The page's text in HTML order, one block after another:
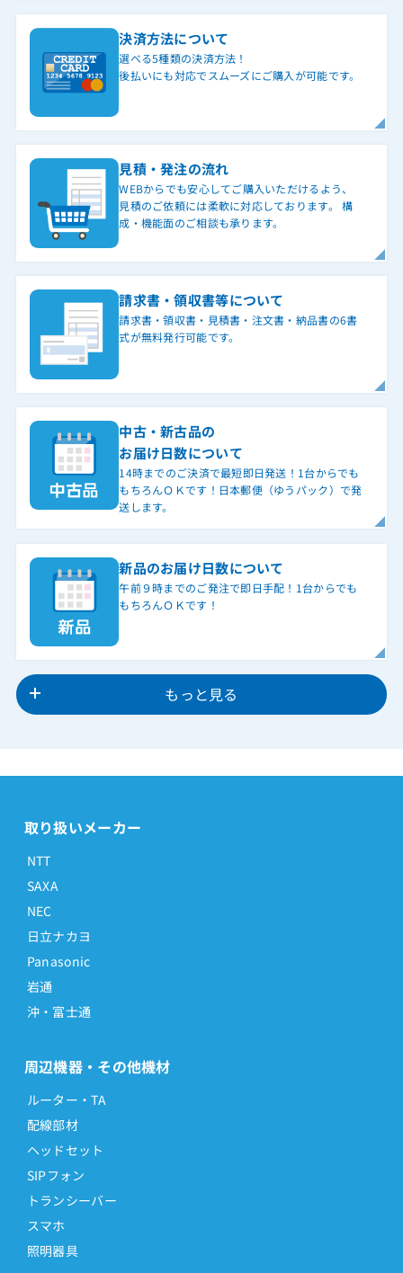
決済方法について
選べる5種類の決済方法！
後払いにも対応でスムーズにご購入が可能です。
見積・発注の流れ
WEBからでも安心してご購入いただけるよう、
見積のご依頼には柔軟に対応しております。 構
成・機能面のご相談も承ります。
請求書・領収書等について
請求書・領収書・見積書・注文書・納品書の6書
式が無料発行可能です。
中古・新古品の
お届け日数について
14時までのご決済で最短即日発送！1台からでも
もちろんＯＫです！日本郵便（ゆうパック）で発
送します。
新品のお届け日数について
午前９時までのご発注で即日手配！1台からでも
もちろんＯＫです！
もっと見る
取り扱いメーカー
NTT
SAXA
NEC
日立ナカヨ
Panasonic
岩通
沖・富士通
周辺機器・その他機材
ルーター・TA
配線部材
ヘッドセット
SIPフォン
トランシーバー
スマホ
照明器具